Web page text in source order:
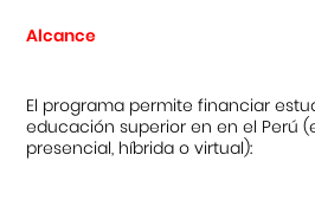
Teatro Peruano Japonés
Alcance
El programa permite financiar
educación superior en en el Perú
presencial, híbrida o virtual):